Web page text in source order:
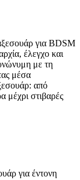
για BDSM
έλεγχο και
με τη
μέσα
από
μέχρι στιβαρές
για έντονη